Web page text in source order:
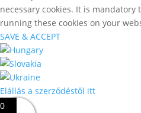
necessary cookies. It is
running these cookies on your
SAVE & ACCEPT
Elállás a szerződéstől itt
0